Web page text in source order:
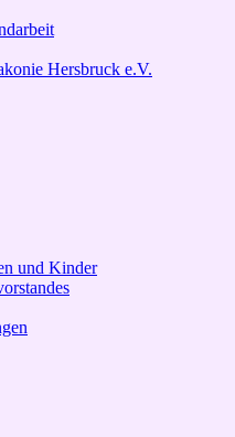
Hersbruck e.V.
und Kinder